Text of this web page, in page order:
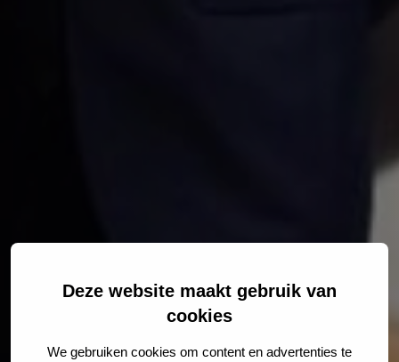
Deze website maakt gebruik van
cookies
We gebruiken cookies om content en advertenties te